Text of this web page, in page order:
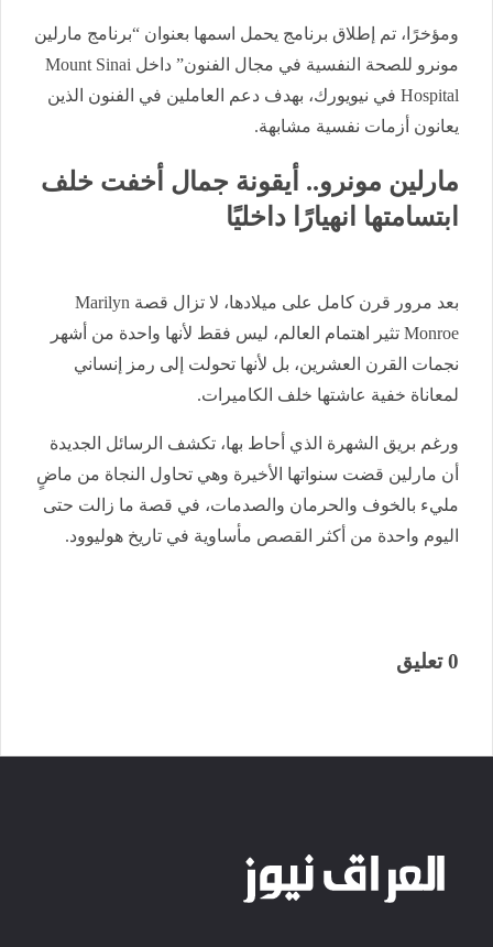
ومؤخرًا، تم إطلاق برنامج يحمل اسمها بعنوان “برنامج مارلين
مونرو للصحة النفسية في مجال الفنون” داخل Mount Sinai
Hospital في نيويورك، بهدف دعم العاملين في الفنون الذين
يعانون أزمات نفسية مشابهة.
مارلين مونرو.. أيقونة جمال أخفت خلف
ابتسامتها انهيارًا داخليًا
بعد مرور قرن كامل على ميلادها، لا تزال قصة Marilyn
Monroe تثير اهتمام العالم، ليس فقط لأنها واحدة من أشهر
نجمات القرن العشرين، بل لأنها تحولت إلى رمز إنساني
لمعاناة خفية عاشتها خلف الكاميرات.
ورغم بريق الشهرة الذي أحاط بها، تكشف الرسائل الجديدة
أن مارلين قضت سنواتها الأخيرة وهي تحاول النجاة من ماضٍ
مليء بالخوف والحرمان والصدمات، في قصة ما زالت حتى
اليوم واحدة من أكثر القصص مأساوية في تاريخ هوليوود.
0 تعليق